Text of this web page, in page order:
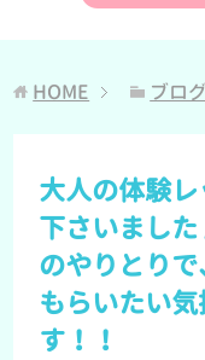
HOME ブログ
大人の体験
下さいまし
のやりとり
もらいたい
す！！